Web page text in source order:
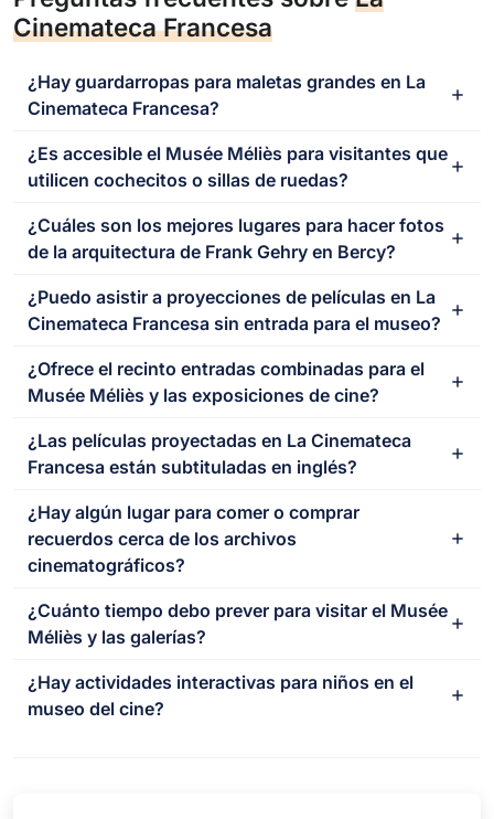
Cinemateca Francesa
¿Hay guardarropas para maletas grandes en La
Cinemateca Francesa?
¿Es accesible el Musée Méliès para visitantes que
utilicen cochecitos o sillas de ruedas?
¿Cuáles son los mejores lugares para hacer fotos
de la arquitectura de Frank Gehry en Bercy?
¿Puedo asistir a proyecciones de películas en La
Cinemateca Francesa sin entrada para el museo?
¿Ofrece el recinto entradas combinadas para el
Musée Méliès y las exposiciones de cine?
¿Las películas proyectadas en La Cinemateca
Francesa están subtituladas en inglés?
¿Hay algún lugar para comer o comprar
recuerdos cerca de los archivos
cinematográficos?
¿Cuánto tiempo debo prever para visitar el Musée
Méliès y las galerías?
¿Hay actividades interactivas para niños en el
museo del cine?